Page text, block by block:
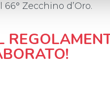
Zecchino d’Oro.